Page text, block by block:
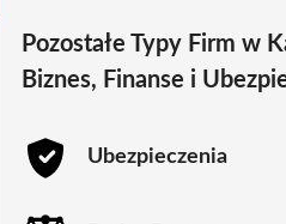
Pozostałe Typy Firm w
Biznes, Finanse i
Ubezpieczenia